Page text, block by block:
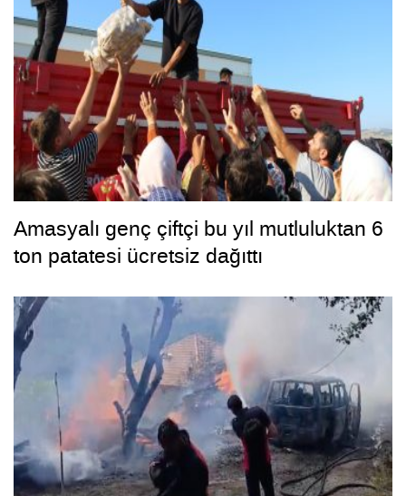
Amasyalı genç çiftçi bu yıl mutluluktan 6
ton patatesi ücretsiz dağıttı